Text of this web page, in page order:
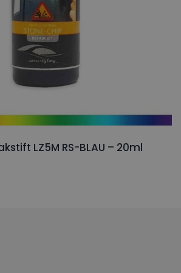
LZ5M RS-BLAU – 20ml